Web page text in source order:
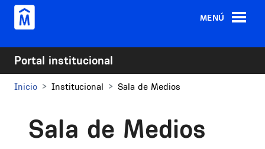
Pasar al contenido principal
MENÚ
Portal institucional
Inicio Institucional Sala de Medios
Sala de Medios